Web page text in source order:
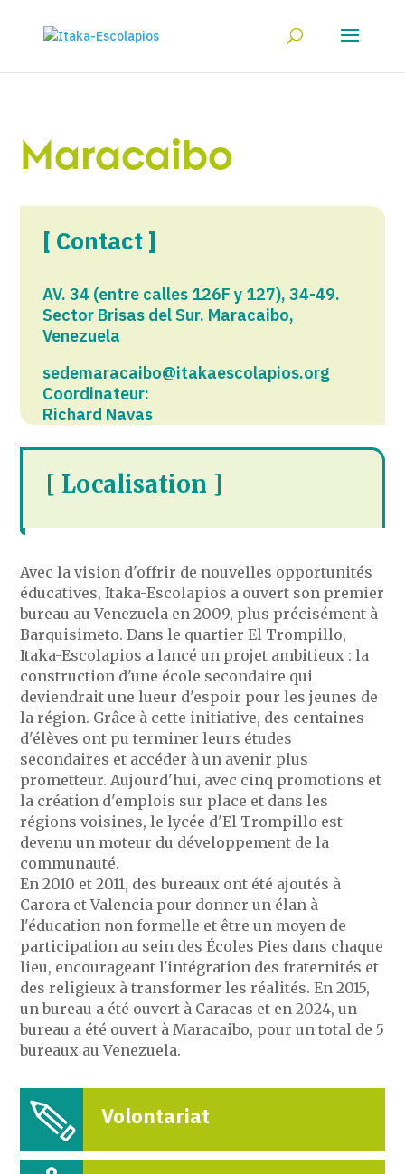
Maracaibo
[ Contact ]
AV. 34 (entre calles 126F y 127), 34-49.
Sector Brisas del Sur. Maracaibo,
Venezuela
sedemaracaibo@itakaescolapios.org
Coordinateur:
Richard Navas
[ Localisation ]
Avec la vision d'offrir de nouvelles opportunités
éducatives, Itaka-Escolapios a ouvert son premier
bureau au Venezuela en 2009, plus précisément à
Barquisimeto. Dans le quartier El Trompillo,
Itaka-Escolapios a lancé un projet ambitieux : la
construction d'une école secondaire qui
deviendrait une lueur d'espoir pour les jeunes de
la région. Grâce à cette initiative, des centaines
d'élèves ont pu terminer leurs études
secondaires et accéder à un avenir plus
prometteur. Aujourd'hui, avec cinq promotions et
la création d'emplois sur place et dans les
régions voisines, le lycée d'El Trompillo est
devenu un moteur du développement de la
communauté.
En 2010 et 2011, des bureaux ont été ajoutés à
Carora et Valencia pour donner un élan à
l'éducation non formelle et être un moyen de
participation au sein des Écoles Pies dans chaque
lieu, encourageant l'intégration des fraternités et
des religieux à transformer les réalités. En 2015,
un bureau a été ouvert à Caracas et en 2024, un
bureau a été ouvert à Maracaibo, pour un total de 5
bureaux au Venezuela.
Volontariat